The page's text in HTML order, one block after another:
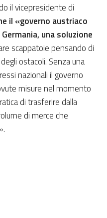
il vicepresidente di
il «governo austriaco
una soluzione
scappatoie pensando di
ostacoli. Senza una
nazionali il governo
misure nel momento
di trasferire dalla
di merce che